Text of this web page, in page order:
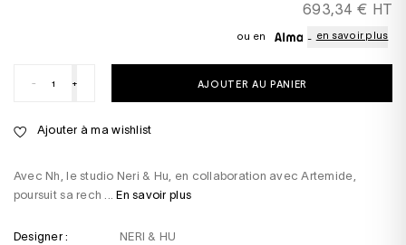
693,34 € HT
ou en en savoir plus
Avec Nh, le studio Neri & Hu, en collaboration avec Artemide,
poursuit sa rech ...En savoir plus
Designer :
NERI & HU
- + AJOUTER AU PANIER
Ajouter à ma wishlist